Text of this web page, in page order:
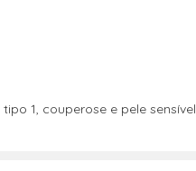
1, couperose e pele sensível